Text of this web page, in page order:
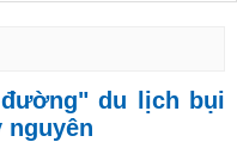
du lịch bụi
nguyên